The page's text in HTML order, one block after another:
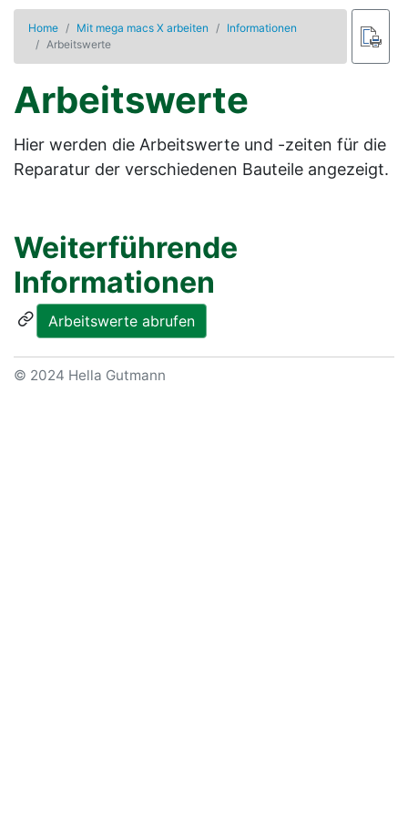
Home Mit mega macs X arbeiten
Informationen
Arbeitswerte
Arbeitswerte
Hier werden die Arbeitswerte und -zeiten für die
Reparatur der verschiedenen Bauteile angezeigt.
Weiterführende
Informationen
Arbeitswerte abrufen
© 2024 Hella Gutmann